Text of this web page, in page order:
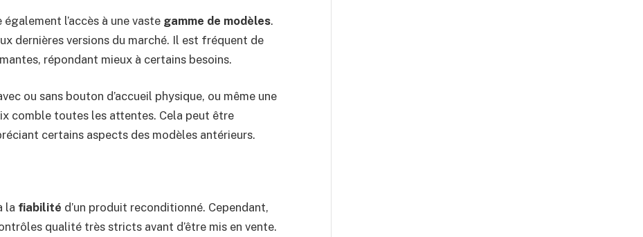
l’accès à une vaste gamme de modèles.
dernières versions du marché. Il est fréquent de
répondant mieux à certains besoins.
ou sans bouton d’accueil physique, ou même une
comble toutes les attentes. Cela peut être
certains aspects des modèles antérieurs.
la fiabilité d’un produit reconditionné. Cependant,
qualité très stricts avant d’être mis en vente.